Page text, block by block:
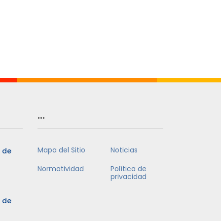
de
de
…
Mapa del Sitio
Noticias
Normatividad
Política de
privacidad